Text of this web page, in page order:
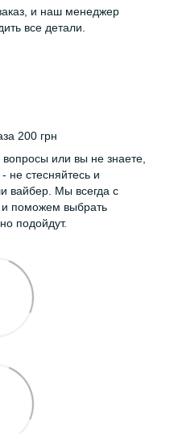
и наш менеджер
все детали.
200 грн
или вы не знаете,
не стесняйтесь и
вайбер. Мы всегда с
и поможем выбрать
подойдут.